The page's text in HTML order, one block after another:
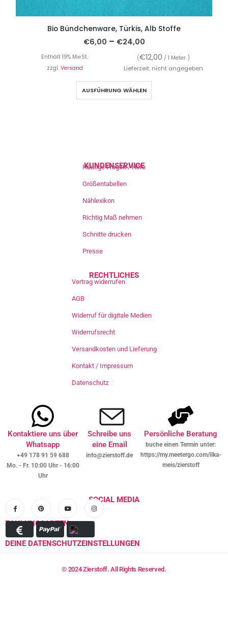
Bio Bündchenware, Türkis, Alb Stoffe
€6,00 – €24,00
Enthält 19% MwSt. (€12,00 / 1 Meter )
zzgl. Versand Lieferzeit: nicht angegeben
AUSFÜHRUNG WÄHLEN
KUNDENSERVICE
Häufige Fragen / Hilfe
Größentabellen
Nählexikon
Richtig Maß nehmen
Schnitte drucken
Presse
RECHTLICHES
Vertrag widerrufen
AGB
Widerruf für digitale Medien
Widerrufsrecht
Versandkosten und Lieferung
Kontakt / Impressum
Datenschutz
Kontaktiere uns über
Whatsapp
+49 178 91 59 688
Mo. - Fr. 10:00 Uhr - 16:00
Uhr
Schreibe uns
eine Email
info@zierstoff.de
Persönliche Beratung
buche einen Termin unter:
https://my.meetergo.com/ilka-
meis/zierstoff
SOCIAL MEDIA
ZAHLUNGSARTEN
DEINE DATENSCHUTZEINSTELLUNGEN
© 2024 Zierstoff. All Rights Reserved.